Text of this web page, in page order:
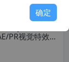
PR视觉特效
确定